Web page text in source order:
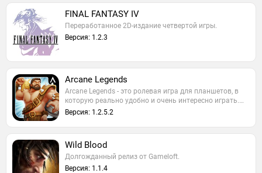
FINAL FANTASY IV
Переработанное 2D-издание четвертой игры.
Версия: 1.2.3
Arcane Legends
Arcane Legends - это ролевая игра для планшетов, в
которую реально удобно и очень интересно играть.…
Версия: 1.2.5.2
Wild Blood
Долгожданный релиз от Gameloft.
Версия: 1.1.4